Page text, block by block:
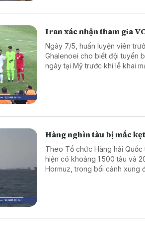
Iran xác nhận tham gia
Ngày 7/5, huấn luyện viên
Ghalenoei cho biết đội tuyển
ngày tại Mỹ trước khi lễ khai
Hàng nghìn tàu bị mắc
Theo Tổ chức Hàng hải
hiện có khoảng 1.500 tàu và
Hormuz, trong bối cảnh xung